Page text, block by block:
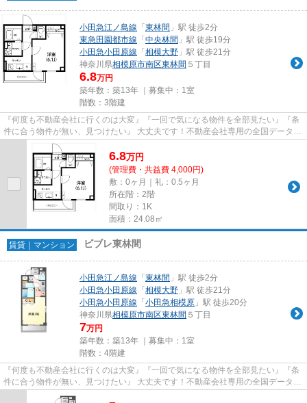
小田急江ノ島線 「 東林間 」駅 徒歩2分
東急田園都市線 「 中央林間 」駅 徒歩19分
小田急小田原線 「 相模大野 」駅 徒歩21分
神奈川県相模原市南区東林間 ５丁目
6.8万円
築年数：築13年 ｜募集中： 1室
階数：3階建
『何度も不動産会社に行くのは大変』『一回で気になる物件を全部見たい』『条
件に合う物件が無い、見つけたい』 大丈夫です！不動産会社専用の全国データベ
ースを利用して、エリアを問...
6.8万円
(管理費・共益費 4,000円)
敷：0ヶ月｜礼：0.5ヶ月
所在階：2階
間取り：1K
面積：24.08㎡
賃貸｜マンション ビブレ東林間
小田急江ノ島線 「 東林間 」駅 徒歩2分
小田急小田原線 「 相模大野 」駅 徒歩21分
小田急小田原線 「 小田急相模原 」駅 徒歩20分
神奈川県相模原市南区東林間 ５丁目
7万円
築年数：築13年 ｜募集中： 1室
階数：4階建
『何度も不動産会社に行くのは大変』『一回で気になる物件を全部見たい』『条
件に合う物件が無い、見つけたい』 大丈夫です！不動産会社専用の全国データベ
ースを利用して、エリアを問...